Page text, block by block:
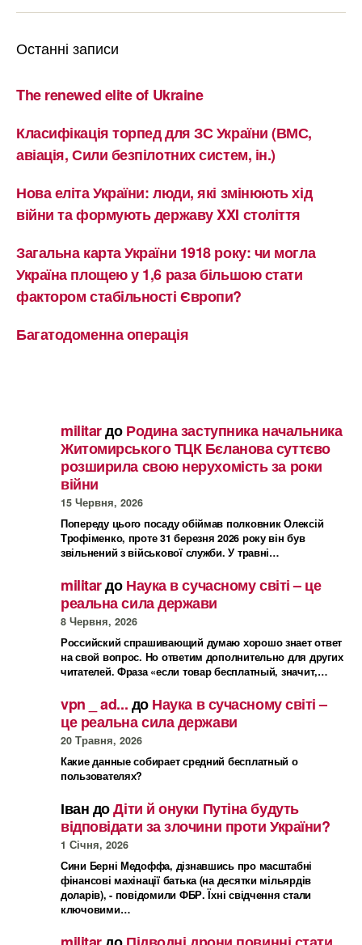
Останні записи
The renewed elite of Ukraine
Класифікація торпед для ЗС України (ВМС,
авіація, Сили безпілотних систем, ін.)
Нова еліта України: люди, які змінюють хід
війни та формують державу XXI століття
Загальна карта України 1918 року: чи могла
Україна площею у 1,6 раза більшою стати
фактором стабільності Європи?
Багатодоменна операція
militarдоРодина заступника начальника
Житомирського ТЦК Бєланова суттєво
розширила свою нерухомість за роки
війни
15 Червня, 2026
Попереду цього посаду обіймав полковник Олексій
Трофіменко, проте 31 березня 2026 року він був
звільнений з військової служби. У травні…
militarдоНаука в сучасному світі – це
реальна сила держави
8 Червня, 2026
Российский спрашивающий думаю хорошо знает ответ
на свой вопрос. Но ответим дополнительно для других
читателей. Фраза «если товар бесплатный, значит,…
vpn _ ad...доНаука в сучасному світі –
це реальна сила держави
20 Травня, 2026
Какие данные собирает средний бесплатный о
пользователях?
ІвандоДіти й онуки Путіна будуть
відповідати за злочини проти України?
1 Січня, 2026
Сини Берні Медоффа, дізнавшись про масштабні
фінансові махінації батька (на десятки мільярдів
доларів), - повідомили ФБР. Їхні свідчення стали
ключовими…